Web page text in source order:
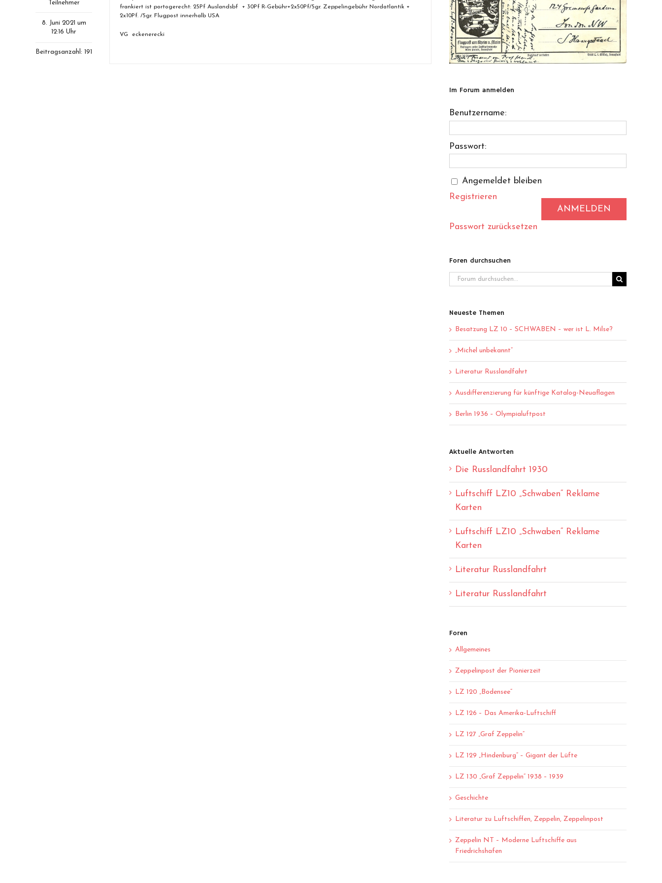
Teilnehmer
8. Juni 2021 um
12:16 Uhr
Beitragsanzahl: 191
frankiert ist portogerecht: 25Pf Auslandsbf + 30Pf R-Gebühr+2x50Pf/5gr. Zeppelingebühr Nordatlantik +
2x10Pf. /5gr. Flugpost innerhalb USA
VG eckenerecki
Im Forum anmelden
Benutzername:
Passwort:
Angemeldet bleiben
ANMELDEN
Registrieren
Passwort zurücksetzen
Foren durchsuchen
Neueste Themen
Besatzung LZ 10 – SCHWABEN – wer ist L. Milse?
„Michel unbekannt“
Literatur Russlandfahrt
Ausdifferenzierung für künftige Katalog-Neuaflagen
Berlin 1936 – Olympialuftpost
Aktuelle Antworten
Die Russlandfahrt 1930
Luftschiff LZ10 „Schwaben“ Reklame
Karten
Luftschiff LZ10 „Schwaben“ Reklame
Karten
Literatur Russlandfahrt
Literatur Russlandfahrt
Foren
Allgemeines
Zeppelinpost der Pionierzeit
LZ 120 „Bodensee“
LZ 126 – Das Amerika-Luftschiff
LZ 127 „Graf Zeppelin“
LZ 129 „Hindenburg“ – Gigant der Lüfte
LZ 130 „Graf Zeppelin“ 1938 – 1939
Geschichte
Literatur zu Luftschiffen, Zeppelin, Zeppelinpost
Zeppelin NT – Moderne Luftschiffe aus
Friedrichshafen